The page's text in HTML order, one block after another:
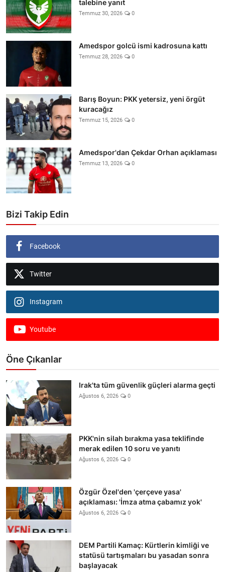
talebine yanıt
Temmuz 30, 2026 0
Amedspor golcü ismi kadrosuna kattı
Temmuz 28, 2026 0
Barış Boyun: PKK yetersiz, yeni örgüt
kuracağız
Temmuz 15, 2026 0
Amedspor'dan Çekdar Orhan açıklaması
Temmuz 13, 2026 0
Bizi Takip Edin
Facebook
Twitter
Instagram
Youtube
Öne Çıkanlar
Irak'ta tüm güvenlik güçleri alarma geçti
Ağustos 6, 2026 0
PKK'nin silah bırakma yasa teklifinde
merak edilen 10 soru ve yanıtı
Ağustos 6, 2026 0
Özgür Özel'den 'çerçeve yasa'
açıklaması: 'İmza atma çabamız yok'
Ağustos 6, 2026 0
DEM Partili Kamaç: Kürtlerin kimliği ve
statüsü tartışmaları bu yasadan sonra
başlayacak